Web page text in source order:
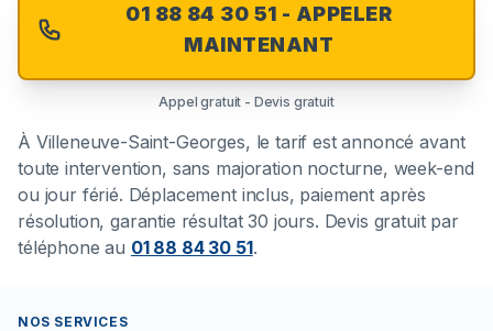
01 88 84 30 51 - APPELER
MAINTENANT
Appel gratuit - Devis gratuit
À Villeneuve-Saint-Georges, le tarif est annoncé avant
toute intervention, sans majoration nocturne, week-end
ou jour férié. Déplacement inclus, paiement après
résolution, garantie résultat 30 jours. Devis gratuit par
téléphone au 01 88 84 30 51.
NOS SERVICES